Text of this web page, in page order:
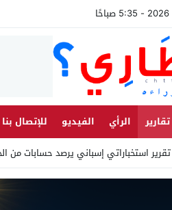
الرأي الفيديو
للإتصال بنا
تقرير استخباراتي إسباني يرصد حسابات من
Stop